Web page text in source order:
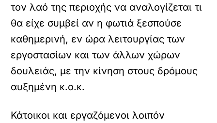
τον λαό της περιοχής να αναλογίζεται τι
θα είχε συμβεί αν η φωτιά ξεσπούσε
καθημερινή, εν ώρα λειτουργίας των
εργοστασίων και των άλλων χώρων
δουλειάς, με την κίνηση στους δρόμους
αυξημένη κ.ο.κ.
Κάτοικοι και εργαζόμενοι λοιπόν